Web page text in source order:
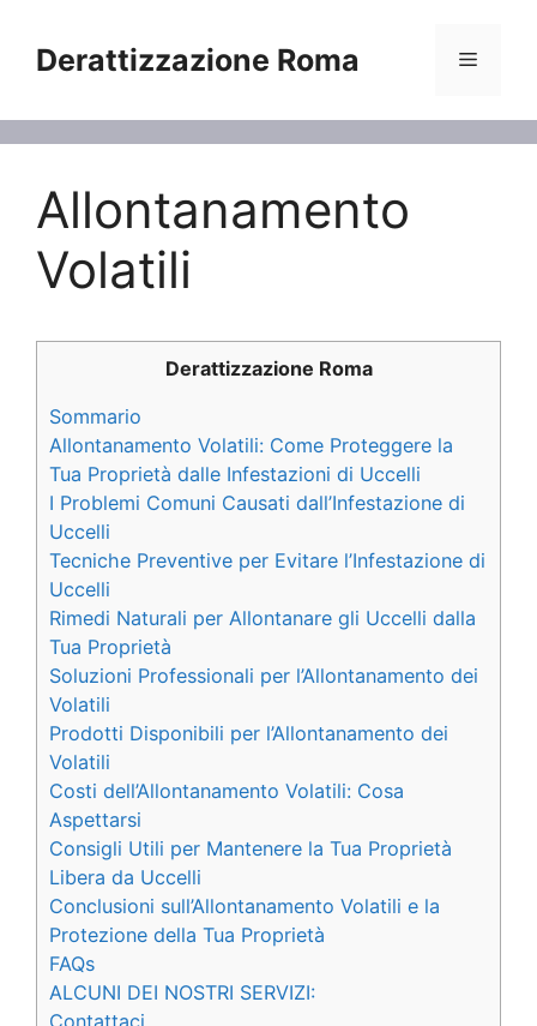
contenuto
Derattizzazione Roma Menu
Allontanamento
Volatili
Derattizzazione Roma
Sommario
Allontanamento Volatili: Come Proteggere la
Tua Proprietà dalle Infestazioni di Uccelli
I Problemi Comuni Causati dall’Infestazione di
Uccelli
Tecniche Preventive per Evitare l’Infestazione di
Uccelli
Rimedi Naturali per Allontanare gli Uccelli dalla
Tua Proprietà
Soluzioni Professionali per l’Allontanamento dei
Volatili
Prodotti Disponibili per l’Allontanamento dei
Volatili
Costi dell’Allontanamento Volatili: Cosa
Aspettarsi
Consigli Utili per Mantenere la Tua Proprietà
Libera da Uccelli
Conclusioni sull’Allontanamento Volatili e la
Protezione della Tua Proprietà
FAQs
ALCUNI DEI NOSTRI SERVIZI: